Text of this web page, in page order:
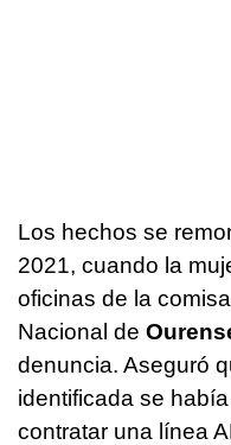
Los hechos se
2021, cuando la
oficinas de la
Nacional de
denuncia. Aseguró
identificada se
contratar una línea